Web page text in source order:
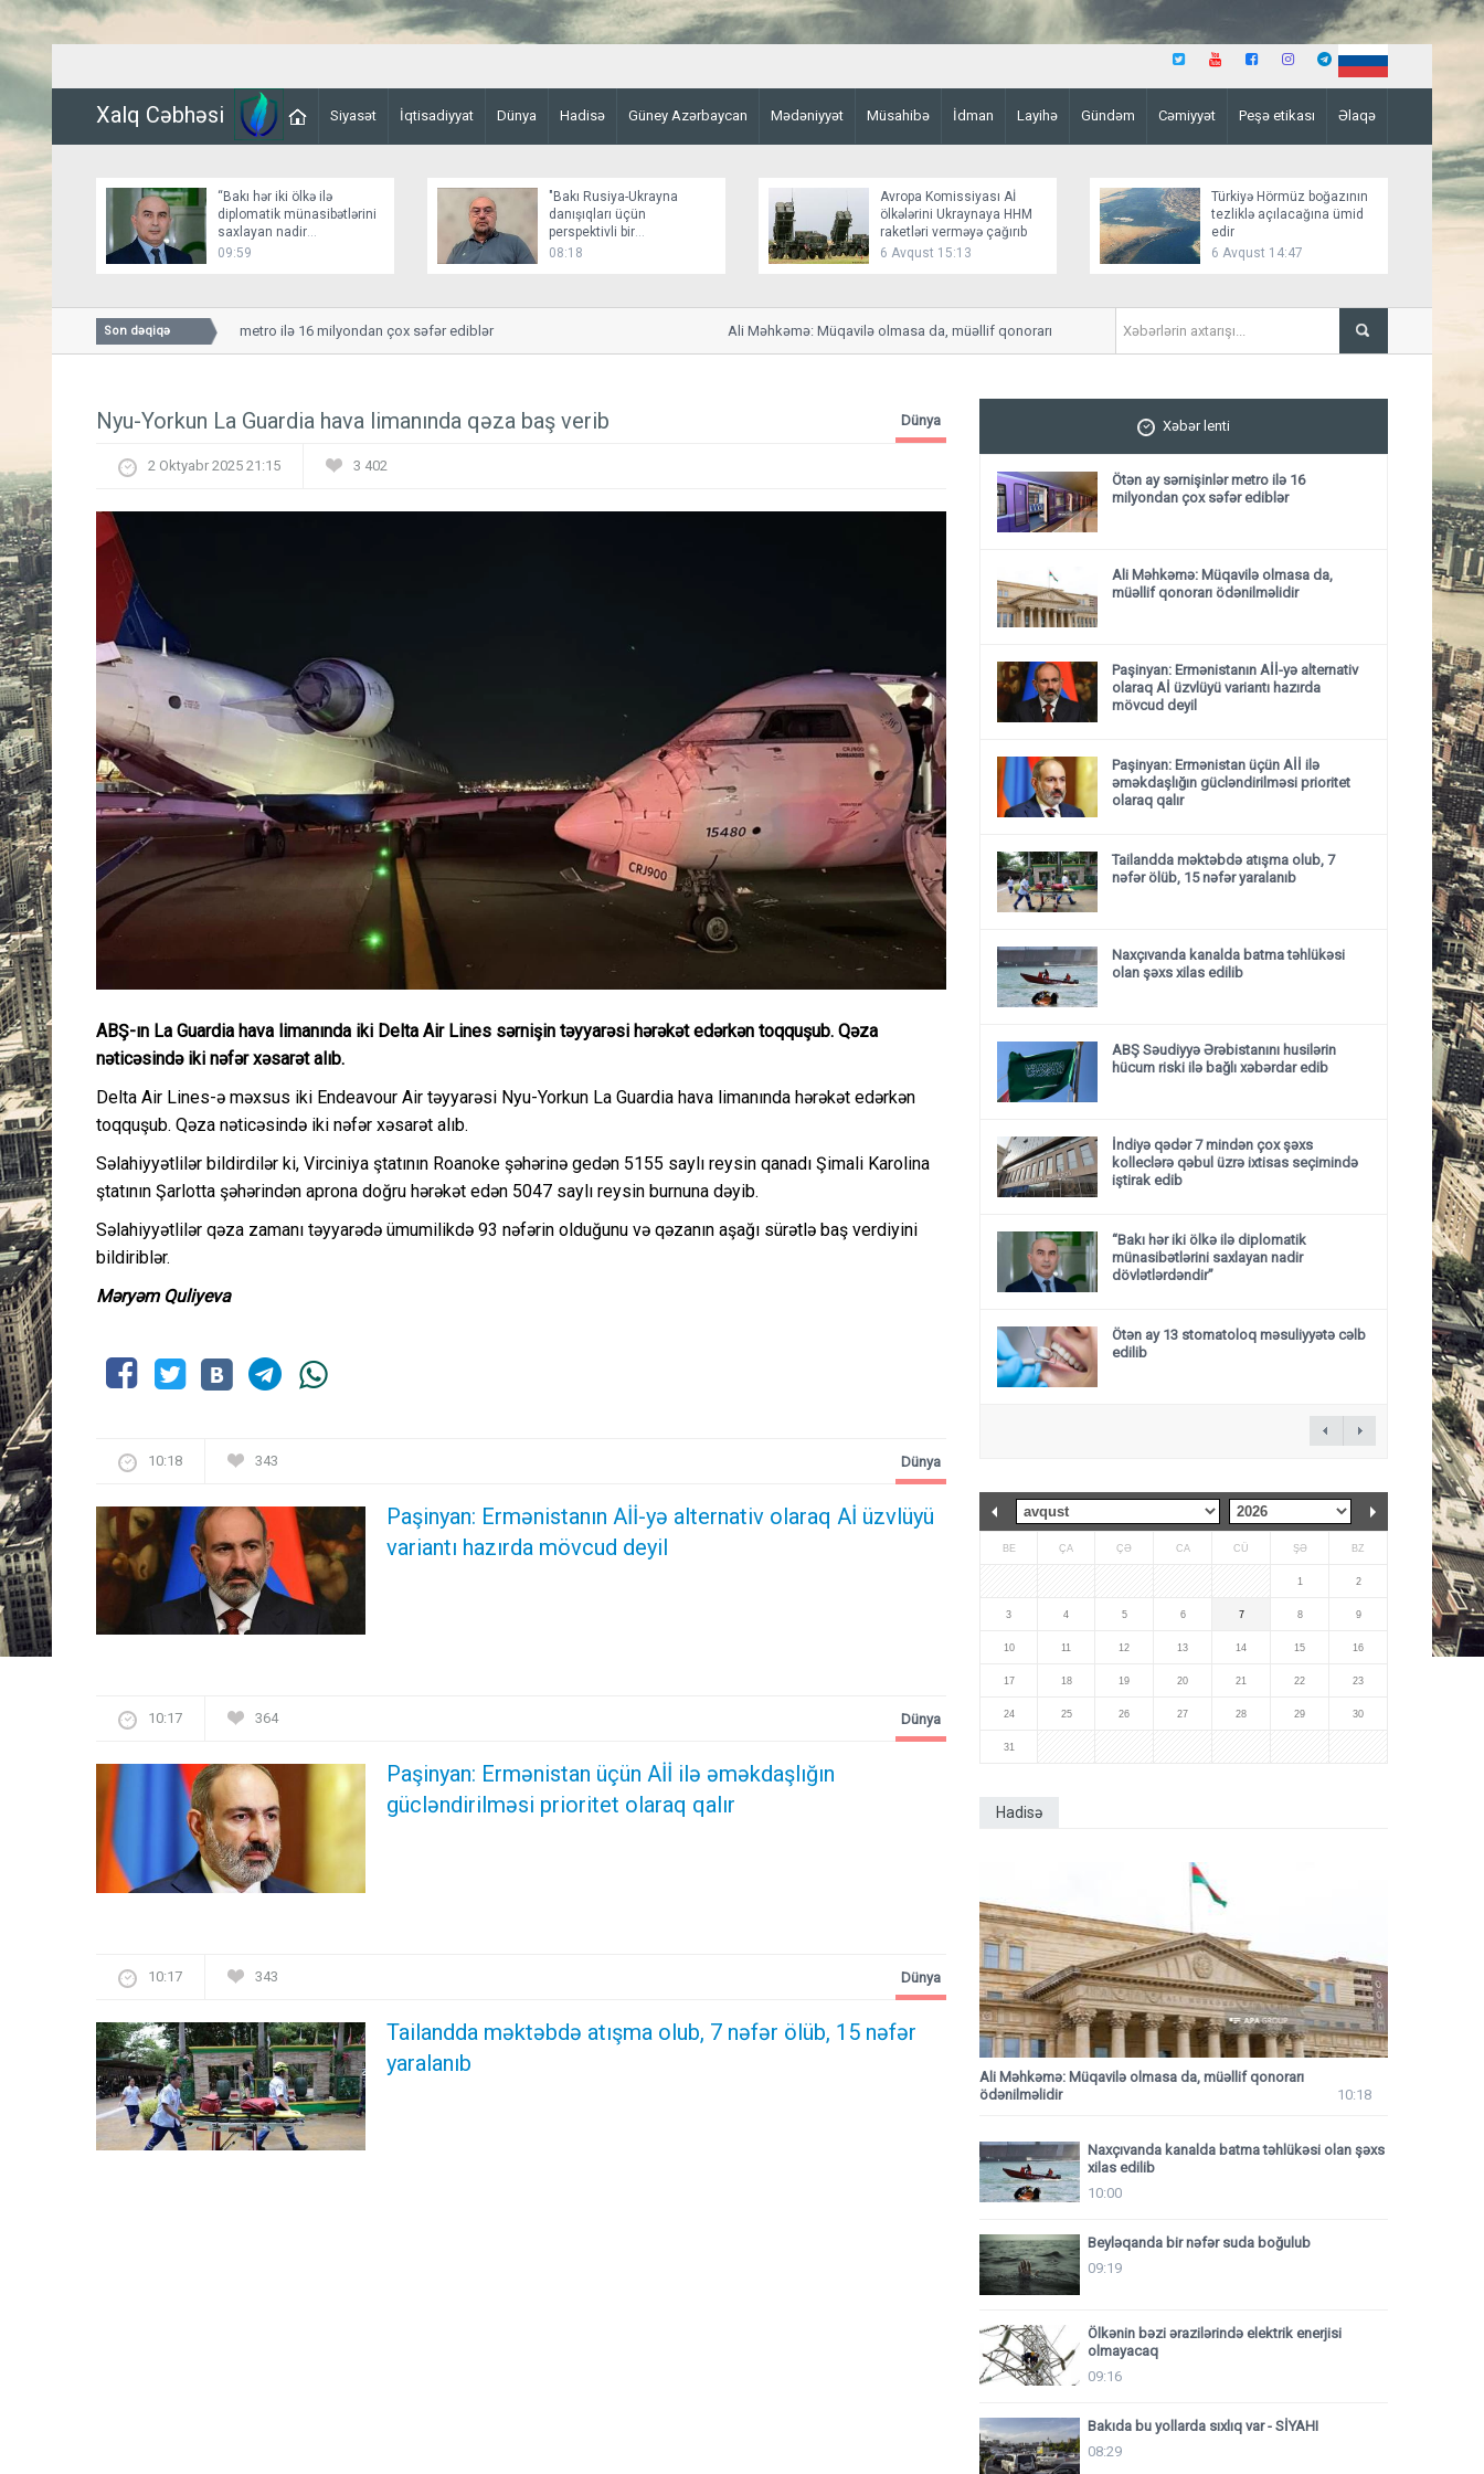
Xalq Cəbhəsi Siyasət İqtisadiyyat Dünya Hadisə Güney Azərbaycan Mədəniyyət Müsahibə İdman Layihə Gündəm Cəmiyyət Peşə etikası Əlaqə
“Bakı hər iki ölkə ilə
diplomatik münasibətlərini
saxlayan nadir
dövlətlərdəndir”
09:59
"Bakı Rusiya-Ukrayna
danışıqları üçün
perspektivli bir
platformadır"
08:18
Avropa Komissiyası Aİ
ölkələrini Ukraynaya HHM
raketləri verməyə çağırıb
6 Avqust 15:13
Türkiyə Hörmüz boğazının
tezliklə açılacağına ümid
edir
6 Avqust 14:47
Son dəqiqə
Ötən ay sərnişinlər metro ilə 16 milyondan çox səfər ediblər Ali Məhkəmə: Müqavilə olmasa da, müəllif qonorarı ödənilməlidir Paşinyan: Ermənistanın
Nyu-Yorkun La Guardia hava limanında qəza baş verib Dünya
2 Oktyabr 2025 21:15 3 402
ABŞ-ın La Guardia hava limanında iki Delta Air Lines sərnişin təyyarəsi hərəkət edərkən toqquşub. Qəza
nəticəsində iki nəfər xəsarət alıb.
Delta Air Lines-ə məxsus iki Endeavour Air təyyarəsi Nyu-Yorkun La Guardia hava limanında hərəkət edərkən
toqquşub. Qəza nəticəsində iki nəfər xəsarət alıb.
Səlahiyyətlilər bildirdilər ki, Virciniya ştatının Roanoke şəhərinə gedən 5155 saylı reysin qanadı Şimali Karolina
ştatının Şarlotta şəhərindən aprona doğru hərəkət edən 5047 saylı reysin burnuna dəyib.
Səlahiyyətlilər qəza zamanı təyyarədə ümumilikdə 93 nəfərin olduğunu və qəzanın aşağı sürətlə baş verdiyini
bildiriblər.
Məryəm Quliyeva
10:18 343
Paşinyan: Ermənistanın Aİİ-yə alternativ olaraq Aİ üzvlüyü
variantı hazırda mövcud deyil
Dünya
10:17 364
Paşinyan: Ermənistan üçün Aİİ ilə əməkdaşlığın
gücləndirilməsi prioritet olaraq qalır
Dünya
10:17 343
Tailandda məktəbdə atışma olub, 7 nəfər ölüb, 15 nəfər
yaralanıb
Dünya
Xəbər lenti
Ötən ay sərnişinlər metro ilə 16
milyondan çox səfər ediblər
Ali Məhkəmə: Müqavilə olmasa da,
müəllif qonorarı ödənilməlidir
Paşinyan: Ermənistanın Aİİ-yə alternativ
olaraq Aİ üzvlüyü variantı hazırda
mövcud deyil
Paşinyan: Ermənistan üçün Aİİ ilə
əməkdaşlığın gücləndirilməsi prioritet
olaraq qalır
Tailandda məktəbdə atışma olub, 7
nəfər ölüb, 15 nəfər yaralanıb
Naxçıvanda kanalda batma təhlükəsi
olan şəxs xilas edilib
ABŞ Səudiyyə Ərəbistanını husilərin
hücum riski ilə bağlı xəbərdar edib
İndiyə qədər 7 mindən çox şəxs
kolleclərə qəbul üzrə ixtisas seçimində
iştirak edib
“Bakı hər iki ölkə ilə diplomatik
münasibətlərini saxlayan nadir
dövlətlərdəndir”
Ötən ay 13 stomatoloq məsuliyyətə cəlb
edilib
BE ÇA ÇƏ CA CÜ ŞƏ BZ
1 2
3 4 5 6 7 8 9
10 11 12 13 14 15 16
17 18 19 20 21 22 23
24 25 26 27 28 29 30
31
Hadisə
Ali Məhkəmə: Müqavilə olmasa da, müəllif qonorarı
ödənilməlidir
10:18
Naxçıvanda kanalda batma təhlükəsi olan şəxs
xilas edilib
10:00
Beyləqanda bir nəfər suda boğulub
09:19
Ölkənin bəzi ərazilərində elektrik enerjisi
olmayacaq
09:16
Bakıda bu yollarda sıxlıq var - SİYAHI
08:29